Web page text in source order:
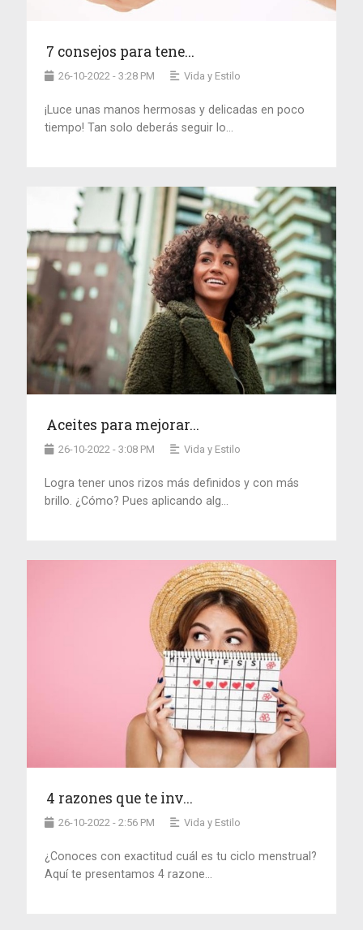
7 consejos para tene...
26-10-2022 - 3:28 PM Vida y Estilo
¡Luce unas manos hermosas y delicadas en poco
tiempo! Tan solo deberás seguir lo...
Aceites para mejorar...
26-10-2022 - 3:08 PM Vida y Estilo
Logra tener unos rizos más definidos y con más
brillo. ¿Cómo? Pues aplicando alg...
4 razones que te inv...
26-10-2022 - 2:56 PM Vida y Estilo
¿Conoces con exactitud cuál es tu ciclo menstrual?
Aquí te presentamos 4 razone...